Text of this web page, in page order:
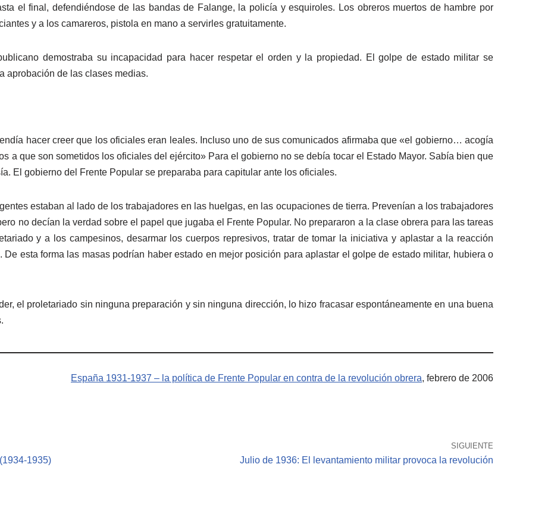
el final, defendiéndose de las bandas de Falange, la policía y esquiroles. Los obreros muertos de hambre por
y a los camareros, pistola en mano a servirles gratuitamente.
demostraba su incapacidad para hacer respetar el orden y la propiedad. El golpe de estado militar se
aprobación de las clases medias.
hacer creer que los oficiales eran leales. Incluso uno de sus comunicados afirmaba que «el gobierno… acogía
a que son sometidos los oficiales del ejército» Para el gobierno no se debía tocar el Estado Mayor. Sabía bien que
El gobierno del Frente Popular se preparaba para capitular ante los oficiales.
estaban al lado de los trabajadores en las huelgas, en las ocupaciones de tierra. Prevenían a los trabajadores
no decían la verdad sobre el papel que jugaba el Frente Popular. No prepararon a la clase obrera para las tareas
y a los campesinos, desarmar los cuerpos represivos, tratar de tomar la iniciativa y aplastar a la reacción
esta forma las masas podrían haber estado en mejor posición para aplastar el golpe de estado militar, hubiera o
el proletariado sin ninguna preparación y sin ninguna dirección, lo hizo fracasar espontáneamente en una buena
España 1931-1937 – la política de Frente Popular en contra de la revolución obrera, febrero de 2006
1935)
SIGUIENTE
Julio de 1936: El levantamiento militar provoca la revolución